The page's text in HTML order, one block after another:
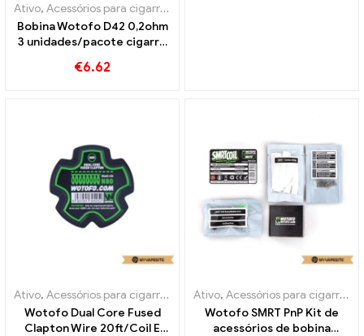
Ativo, Acessórios para cigarros eletrônicos
Bobina Wotofo D42 0,2ohm
3 unidades/pacote cigarro
Personalizado
€6.62
Ativo, Acessórios para cigarros eletrônicos
Wotofo Dual Core Fused
Clapton Wire 20ft/Coil E
Ativo, Acessórios para cigarros eletrônicos
Wotofo SMRT PnP Kit de
acessórios de bobina